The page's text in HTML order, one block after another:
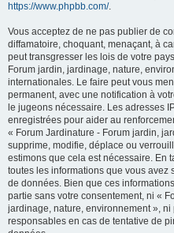
https://www.phpbb.com/.
Vous acceptez de ne pas publier de
diffamatoire, choquant, menaçant, à
peut transgresser les lois de votre
Forum jardin, jardinage, nature,
internationales. Le faire peut vous
permanent, avec une notification à
le jugeons nécessaire. Les adresses
enregistrées pour aider au
« Forum Jardinature - Forum jardin,
supprime, modifie, déplace ou
estimons que cela est nécessaire. En
toutes les informations que vous avez
de données. Bien que ces
partie sans votre consentement, ni «
jardinage, nature, environnement »,
responsables en cas de tentative de